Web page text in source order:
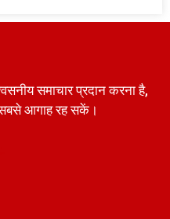
समाचार प्रदान करना है,
सबसे आगाह रह सकें।